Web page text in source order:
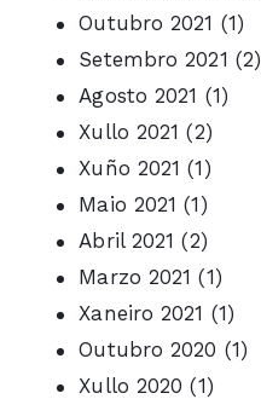
Outubro 2021 (1)
Setembro 2021 (2)
Agosto 2021 (1)
Xullo 2021 (2)
Xuño 2021 (1)
Maio 2021 (1)
Abril 2021 (2)
Marzo 2021 (1)
Xaneiro 2021 (1)
Outubro 2020 (1)
Xullo 2020 (1)